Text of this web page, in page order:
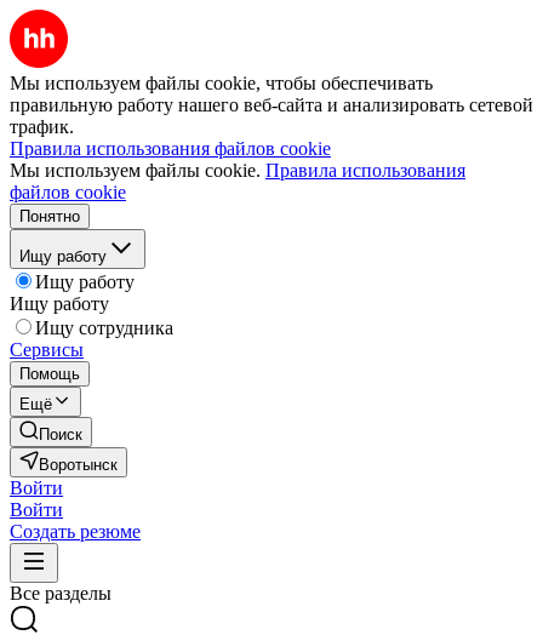
Мы используем файлы cookie, чтобы обеспечивать
правильную работу нашего веб-сайта и анализировать сетевой
трафик.
Правила использования файлов cookie
Мы используем файлы cookie. Правила использования
файлов cookie
Понятно
Ищу работу
Ищу работу
Ищу работу
Ищу сотрудника
Сервисы
Помощь
Ещё
Поиск
Воротынск
Войти
Войти
Создать резюме
Все разделы